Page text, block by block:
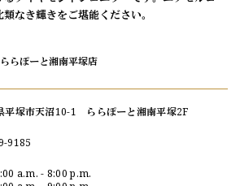
なき輝きをご堪能ください。
らぽーと湘南平塚店
平塚市天沼10-1 ららぽーと湘南平塚2F
9185
a.m. - 8:00 p.m.